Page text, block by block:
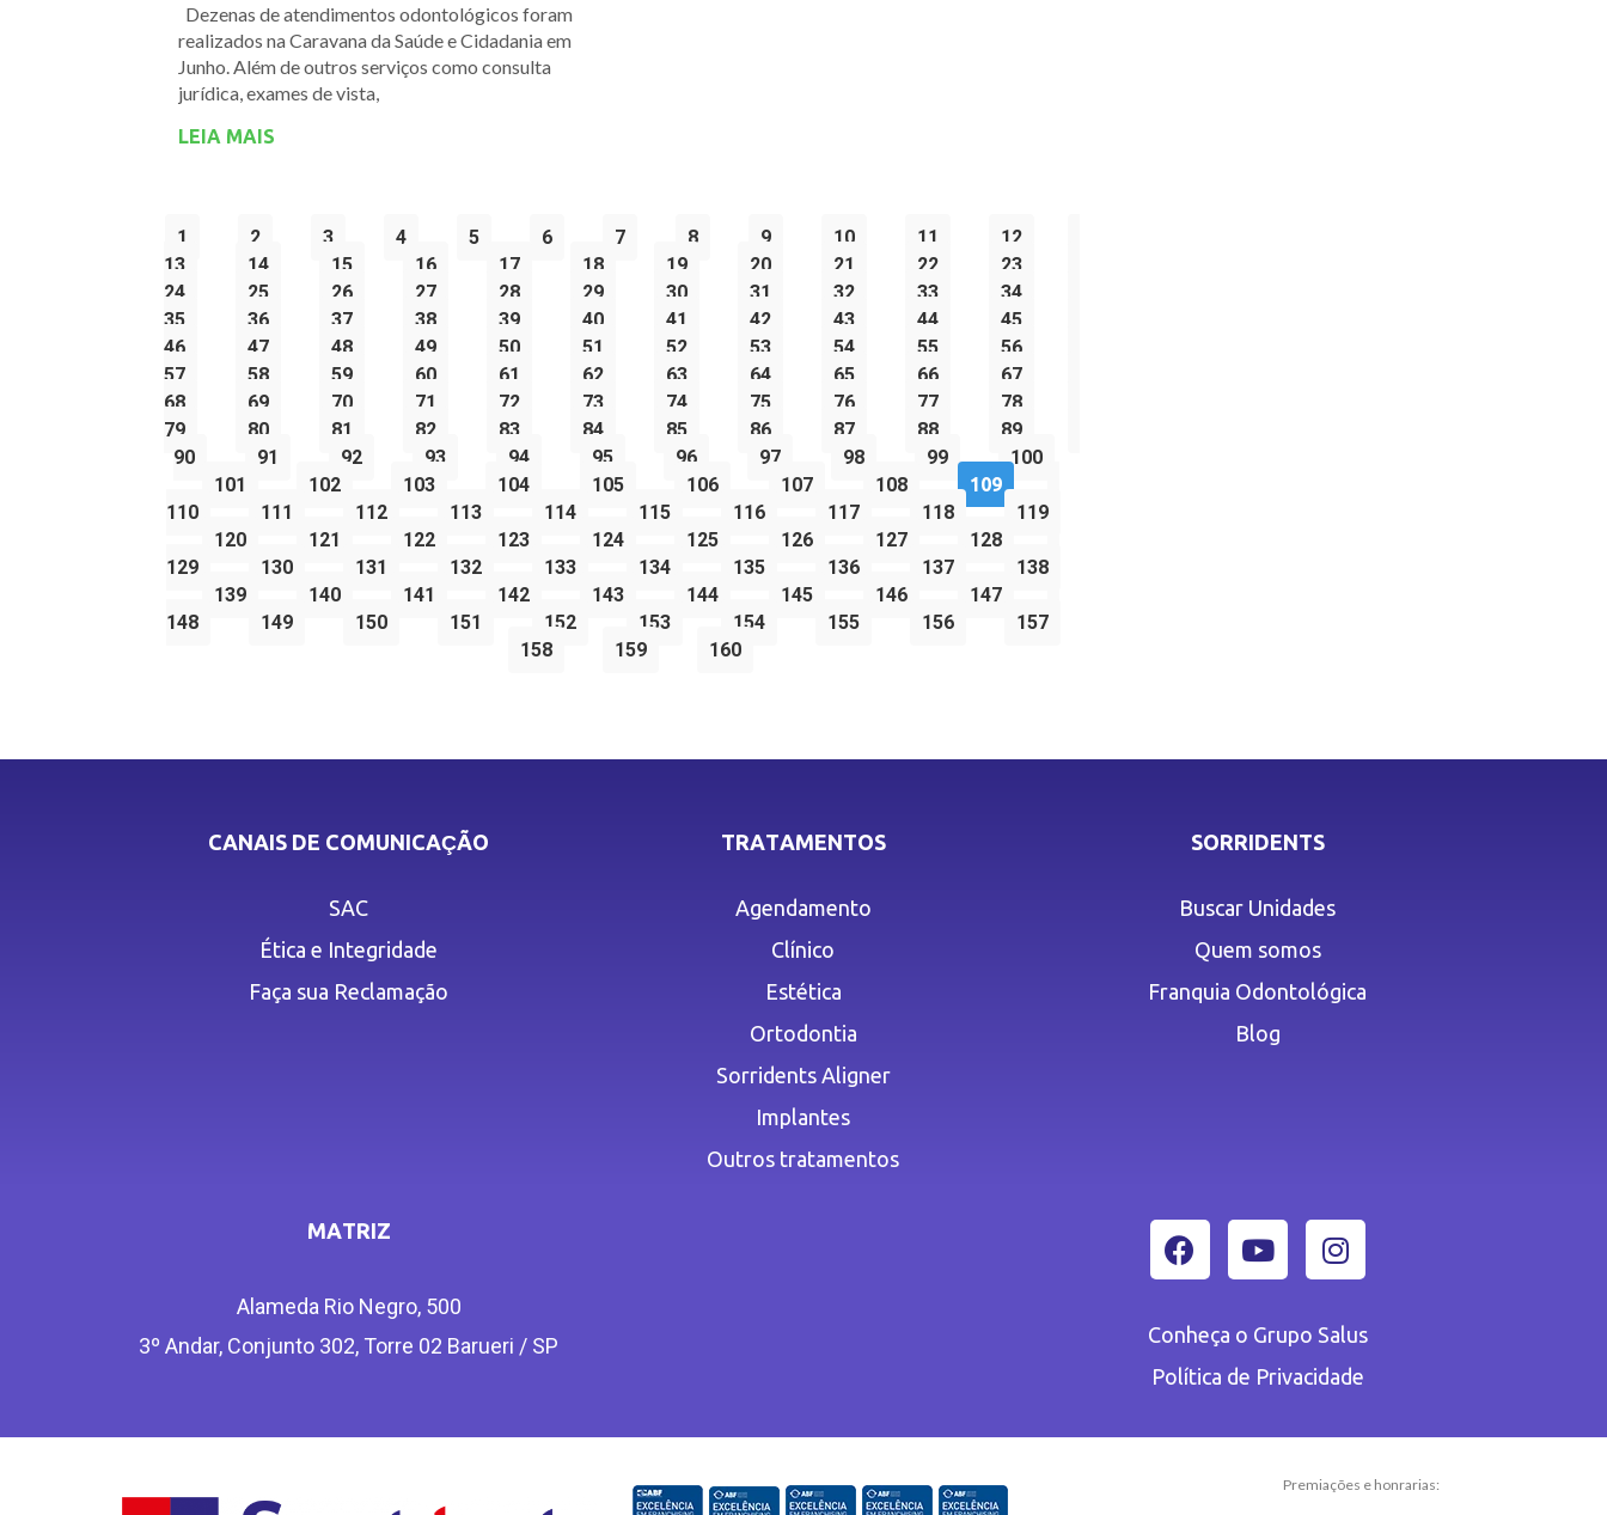
Dezenas de atendimentos odontológicos foram
realizados na Caravana da Saúde e Cidadania em
Junho. Além de outros serviços como consulta
jurídica, exames de vista,
LEIA MAIS
1 2 3 4 5 6 7 8 9 10 11
12
13
14 15 16 17 18 19 20 21 22
23
24
25 26 27 28 29 30 31 32 33
34
35
36 37 38 39 40 41 42 43 44
45
46
47 48 49 50 51 52 53 54 55
56
57
58 59 60 61 62 63 64 65 66
67
68
69 70 71 72 73 74 75 76 77
78
79
80 81 82 83 84 85 86 87 88
89
90
91 92 93 94 95 96 97 98 99
100
101
102 103 104 105 106 107 108 109
110 111 112 113 114 115 116 117 118
119
120
121 122 123 124 125 126 127
128
129
130 131 132 133 134 135 136 137
138
139
140 141 142 143 144 145 146
147
148
149 150 151 152 153 154 155 156
157
158
159 160
CANAIS DE COMUNICAÇÃO
SAC
Ética e Integridade
Faça sua Reclamação
TRATAMENTOS
Agendamento
Clínico
Estética
Ortodontia
Sorridents Aligner
Implantes
Outros tratamentos
SORRIDENTS
Buscar Unidades
Quem somos
Franquia Odontológica
Blog
MATRIZ
Alameda Rio Negro, 500
3º Andar, Conjunto 302, Torre 02 Barueri / SP
Conheça o Grupo Salus
Política de Privacidade
Premiações e honrarias: